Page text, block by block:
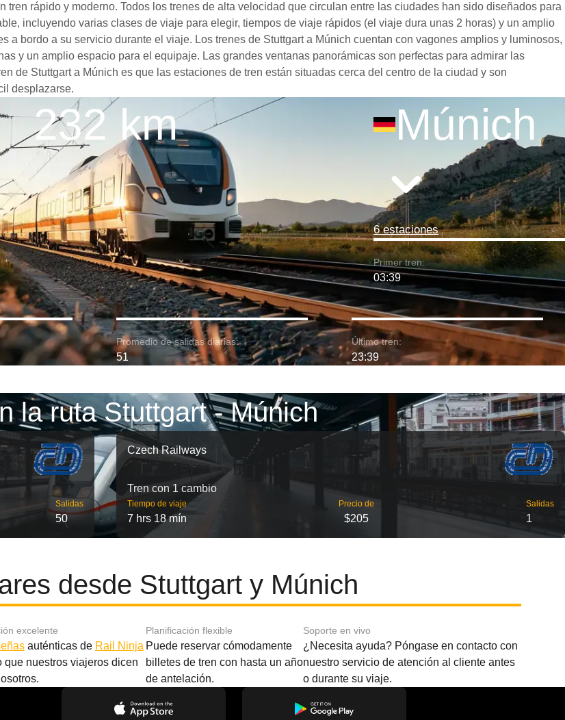
rápido y moderno. Todos los trenes de alta velocidad que circulan entre las ciudades han sido diseñados para
incluyendo varias clases de viaje para elegir, tiempos de viaje rápidos (el viaje dura unas 2 horas) y un amplio
a bordo a su servicio durante el viaje. Los trenes de Stuttgart a Múnich cuentan con vagones amplios y luminosos,
y un amplio espacio para el equipaje. Las grandes ventanas panorámicas son perfectas para admirar las
de Stuttgart a Múnich es que las estaciones de tren están situadas cerca del centro de la ciudad y son
desplazarse.
232 km Múnich
6 estaciones
Primer tren:
03:39
Promedio de salidas diarias:
51
Último tren:
23:39
la ruta Stuttgart - Múnich
Salidas
50
Czech Railways
Tren con 1 cambio
Tiempo de viaje
7 hrs 18 mín
Precio de
$205
Salidas
1
desde Stuttgart y Múnich
excelente
auténticas de Rail Ninja
que nuestros viajeros dicen
Planificación flexible
Puede reservar cómodamente
billetes de tren con hasta un año
de antelación.
Soporte en vivo
¿Necesita ayuda? Póngase en contacto con
nuestro servicio de atención al cliente antes
o durante su viaje.